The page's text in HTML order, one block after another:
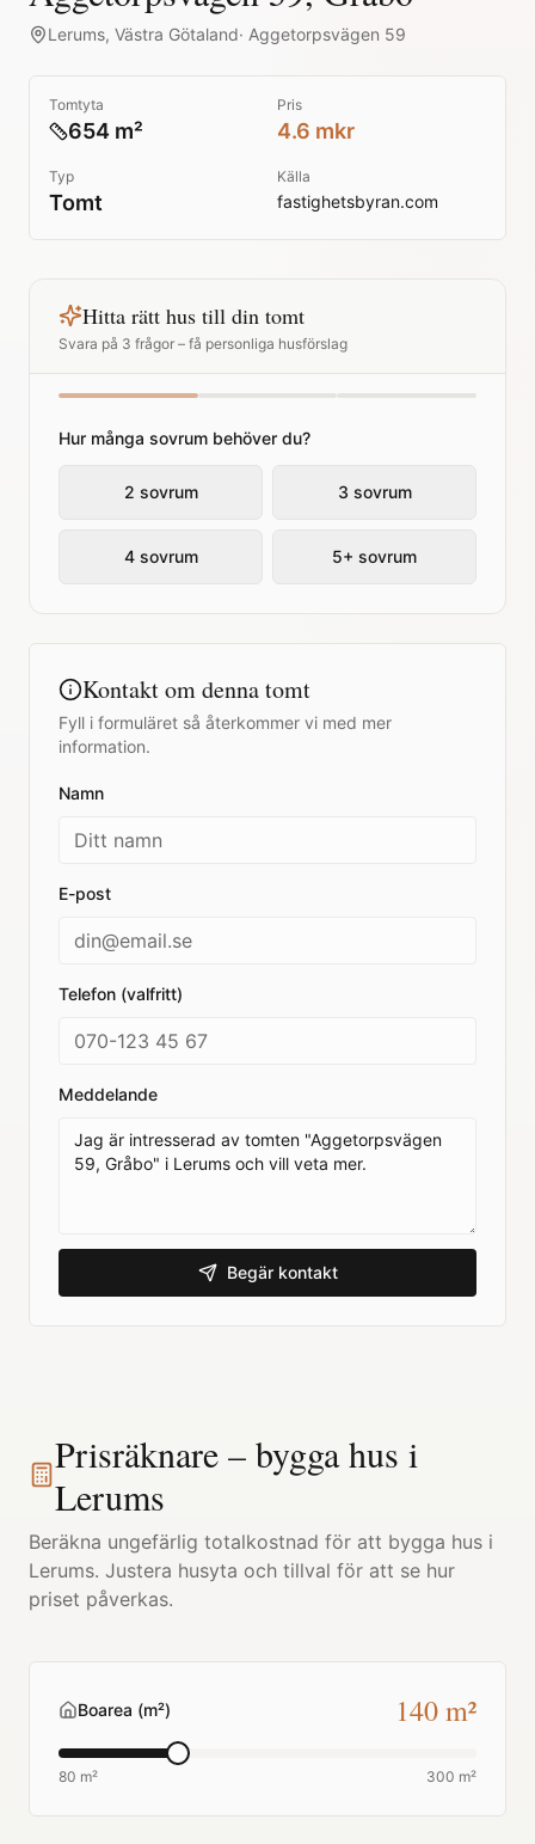
Lerums, Västra Götaland· Aggetorpsvägen 59
Tomtyta
654 m²
Pris
4.6 mkr
Typ
Tomt
Källa
fastighetsbyran.com
Hitta rätt hus till din tomt
Svara på 3 frågor – få personliga husförslag
Hur många sovrum behöver du?
2 sovrum 3 sovrum
4 sovrum 5+ sovrum
Kontakt om denna tomt
Fyll i formuläret så återkommer vi med mer
information.
Namn
E-post
Telefon (valfritt)
Meddelande
Begär kontakt
Prisräknare – bygga hus i
Lerums
Beräkna ungefärlig totalkostnad för att bygga hus i
Lerums. Justera husyta och tillval för att se hur
priset påverkas.
Boarea (m²) 140m²
80 m² 300 m²